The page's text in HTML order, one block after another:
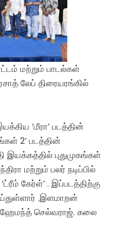
மற்றும் பாடல்கள்
லேப் திரையரங்கில்
‘மீரா’ படத்தின்
2’ படத்தின்
இயக்கத்தில் புதுமுகங்கள்
மற்றும் பலர் நடிப்பில்
கேர்ள்’ . இப்படத்திற்கு
.இளமாறன்
செல்வராஜ். கலை